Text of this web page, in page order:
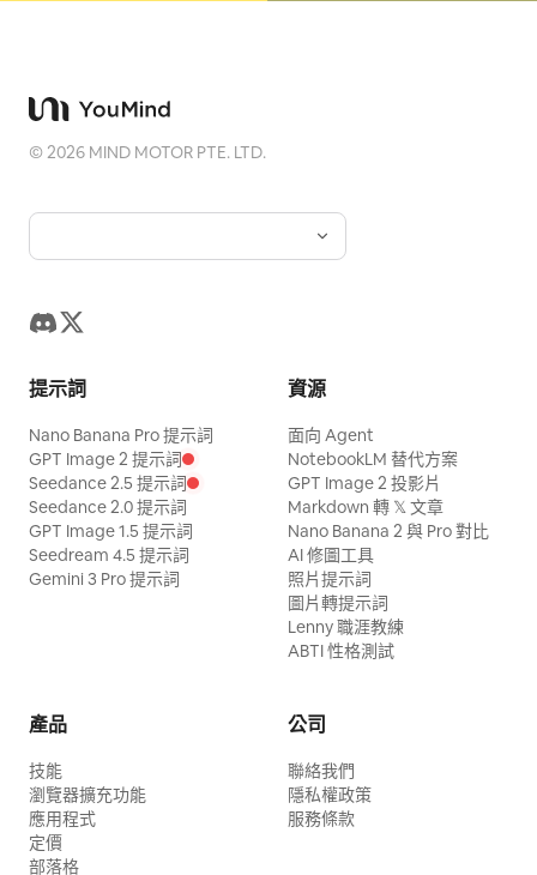
©2026 MIND MOTOR PTE. LTD.
提示詞
Nano Banana Pro 提示詞
GPT Image 2 提示詞
Seedance 2.5 提示詞
Seedance 2.0 提示詞
GPT Image 1.5 提示詞
Seedream 4.5 提示詞
Gemini 3 Pro 提示詞
資源
面向 Agent
NotebookLM 替代方案
GPT Image 2 投影片
Markdown 轉 𝕏 文章
Nano Banana 2 與 Pro 對比
AI 修圖工具
照片提示詞
圖片轉提示詞
Lenny 職涯教練
ABTI 性格測試
產品
技能
瀏覽器擴充功能
應用程式
定價
部落格
公司
聯絡我們
隱私權政策
服務條款